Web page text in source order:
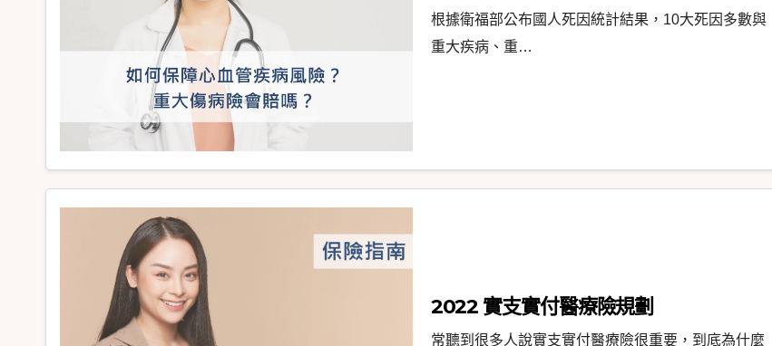
根據衛福部公布國人死因統計結果，10大死因多數與
重大疾病、重…
2022 實支實付醫療險規劃
常聽到很多人說實支實付醫療險很重要，到底為什麼